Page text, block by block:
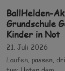
BallHelden-
Grundschule
Kinder in Not
21. Juli 2026
Laufen, passen,